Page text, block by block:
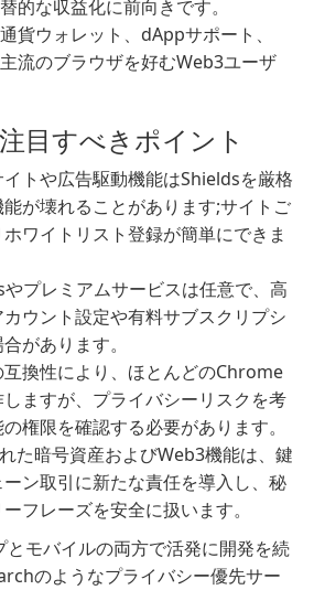
的な収益化に前向きです。
貨ウォレット、dAppサポート、
流のブラウザを好むWeb3ユーザ
目すべきポイント
トや広告駆動機能はShieldsを厳格
が壊れることがあります;サイトご
ワイトリスト登録が簡単にできま
プレミアムサービスは任意で、高
ウント設定や有料サブスクリプシ
があります。
互換性により、ほとんどのChrome
ますが、プライバシーリスクを考
権限を確認する必要があります。
た暗号資産およびWeb3機能は、鍵
ン取引に新たな責任を導入し、秘
フレーズを安全に扱います。
モバイルの両方で活発に開発を続
のようなプライバシー優先サー